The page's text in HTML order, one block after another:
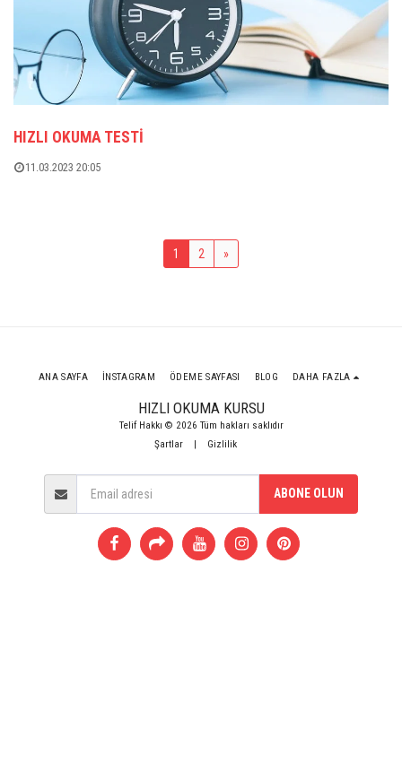
HIZLI OKUMA TESTI
11.03.2023 20:05
1 2 »
HIZLI OKUMA KURSU
Telif Hakkı © 2026 Tüm hakları saklıdır
Şartlar | Gizlilik
ANA SAYFA İNSTAGRAM ÖDEME SAYFASI BLOG DAHA FAZLA
ABONE OLUN